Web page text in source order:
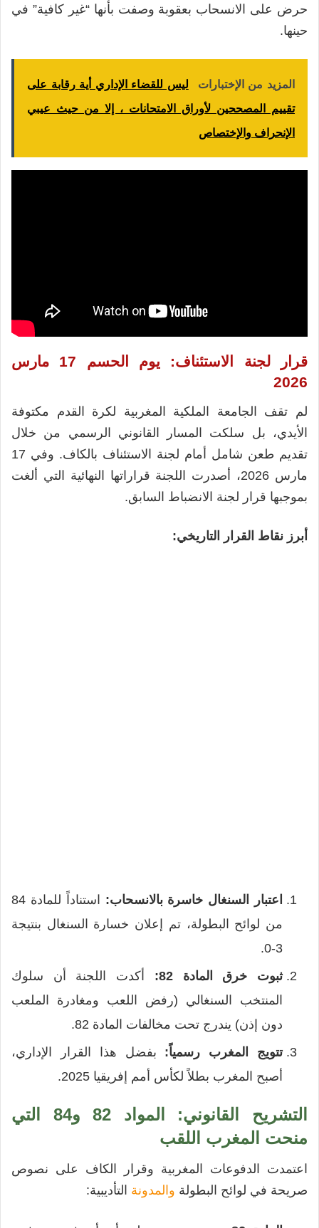
حرض على الانسحاب بعقوبة وصفت بأنها “غير كافية” في
حينها.
المزيد من الإختبارات
ليس للقضاء الإداري أية رقابة على
تقييم المصححين لأوراق الامتحانات ، إلا من حيث عيبي
الإنحراف والإختصاص
قرار لجنة الاستئناف: يوم الحسم 17 مارس
2026
لم تقف الجامعة الملكية المغربية لكرة القدم مكتوفة
الأيدي، بل سلكت المسار القانوني الرسمي من خلال
تقديم طعن شامل أمام لجنة الاستئناف بالكاف. وفي 17
مارس 2026، أصدرت اللجنة قراراتها النهائية التي ألغت
بموجبها قرار لجنة الانضباط السابق.
أبرز نقاط القرار التاريخي:
اعتبار السنغال خاسرة بالانسحاب:
استناداً للمادة 84
من لوائح البطولة، تم إعلان خسارة السنغال بنتيجة
3-0.
ثبوت خرق المادة 82:
أكدت اللجنة أن سلوك
المنتخب السنغالي (رفض اللعب ومغادرة الملعب
دون إذن) يندرج تحت مخالفات المادة 82.
تتويج المغرب رسمياً: بفضل هذا القرار الإداري،
أصبح المغرب بطلاً لكأس أمم إفريقيا 2025.
التشريح القانوني: المواد 82 و84 التي
منحت المغرب اللقب
اعتمدت الدفوعات المغربية وقرار الكاف على نصوص
صريحة في لوائح البطولة والمدونة التأديبية: